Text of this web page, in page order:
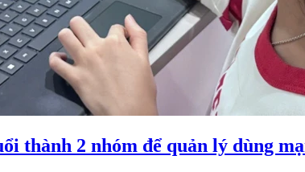
thành 2 nhóm để quản lý dùng